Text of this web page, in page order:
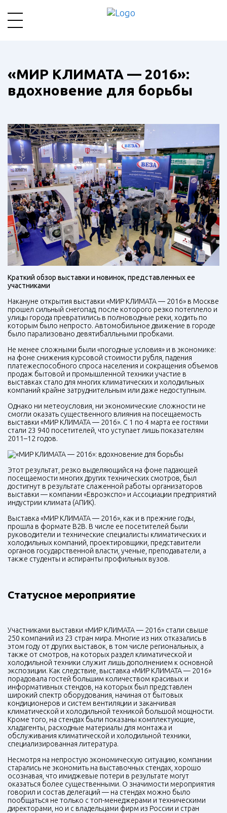
«МИР КЛИМАТА — 2016»:
вдохновение для борьбы
Краткий обзор выставки и новинок, представленных ее
участниками
Накануне открытия выставки «МИР КЛИМАТА — 2016» в Москве
прошел сильный снегопад, после которого резко потеплело и
улицы города превратились в полноводные реки, ходить по
которым было непросто. Автомобильное движение в городе
было парализовано девятибалльными пробками.
Не менее сложными были «погодные условия» и в экономике:
на фоне снижения курсовой стоимости рубля, падения
платежеспособного спроса населения и сокращения объемов
продаж бытовой и промышленной техники участие в
выставках стало для многих климатических и холодильных
компаний крайне затруднительным или даже недоступным.
Однако ни метеоусловия, ни экономические сложности не
смогли оказать существенного влияния на посещаемость
выставки «МИР КЛИМАТА — 2016». С 1 по 4 марта ее гостями
стали 23 940 посетителей, что уступает лишь показателям
2011–12 годов.
Этот результат, резко выделяющийся на фоне падающей
посещаемости многих других технических смотров, был
достигнут в результате слаженной работы организаторов
выставки — компании «Евроэкспо» и Ассоциации предприятий
индустрии климата (АПИК).
Выставка «МИР КЛИМАТА — 2016», как и в прежние годы,
прошла в формате B2B. В числе ее посетителей были
руководители и технические специалисты климатических и
холодильных компаний, проектировщики, представители
органов государственной власти, ученые, преподаватели, а
также студенты и аспиранты профильных вузов.
Статусное мероприятие
Участниками выставки «МИР КЛИМАТА — 2016» стали свыше
250 компаний из 23 стран мира. Многие из них отказались в
этом году от других выставок, в том числе региональных, а
также от смотров, на которых раздел климатической и
холодильной техники служит лишь дополнением к основной
экспозиции. Как следствие, выставка «МИР КЛИМАТА — 2016»
порадовала гостей большим количеством красивых и
информативных стендов, на которых был представлен
широкий спектр оборудования, начиная от бытовых
кондиционеров и систем вентиляции и заканчивая
климатической и холодильной техникой большой мощности.
Кроме того, на стендах были показаны комплектующие,
хладагенты, расходные материалы для монтажа и
обслуживания климатической и холодильной техники,
специализированная литература.
Несмотря на непростую экономическую ситуацию, компании
старались не экономить на выставочных стендах, хорошо
осознавая, что имиджевые потери в результате могут
оказаться более существенными. О значимости мероприятия
говорил и состав делегаций — на стендах можно было
пообщаться не только с топ-менеджерами и техническими
директорами, но и с владельцами фирм из России и стран